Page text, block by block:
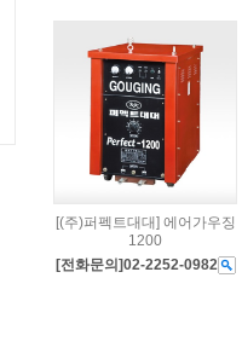
[(주)퍼펙트대대] 에어가우징
1200
[전화문의]02-2252-0982